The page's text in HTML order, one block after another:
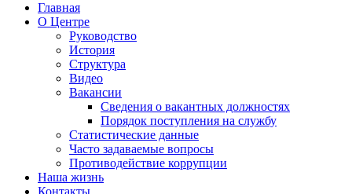
Главная
О Центре
Руководство
История
Структура
Видео
Вакансии
Сведения о вакантных должностях
Порядок поступления на службу
Статистические данные
Часто задаваемые вопросы
Противодействие коррупции
Наша жизнь